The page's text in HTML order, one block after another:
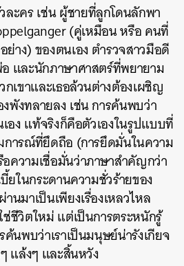
ละคร เช่น ผู้ชายที่ลูกโดนลักพา
(คู่เหมือน หรือ คนที่
าง) ของตนเอง ตำรวจสาวมือดี
และนักภาษาศาสตร์ที่พยายาม
เขาและเธอล้วนต่างต้องเผชิญ
งทลายลง เช่น การค้นพบว่า
อง แท้จริงก็คือตัวเองในรูปแบบที่
ารณ์ที่ยึดถือ (การยึดมั่นในความ
ความเชื่อมั่นว่าภาษาสำคัญกว่า
ยในกระดานความชั่วร้ายของ
มาเป็นเพียงเรื่องเหลวไหล
ชีวิตใหม่ แต่เป็นการตระหนักรู้
นพบว่าเราเป็นมนุษย์น่ารังเกียจ
แล้งๆ และสิ้นหวัง